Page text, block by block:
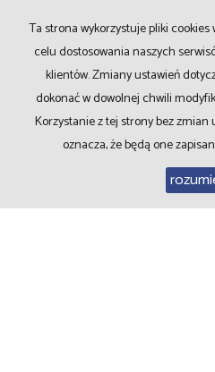
JWPach Nieruchomości
biuro@nieruchomoscipach.pl
Ta strona wykorzystuje pliki
celu dostosowania naszych
klientów. Zmiany ustawień
dokonać w dowolnej chwili
Korzystanie z tej strony bez
oznacza, że będą one